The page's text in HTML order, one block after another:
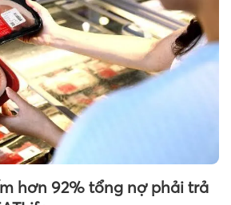
hơn 92% tổng nợ phải trả